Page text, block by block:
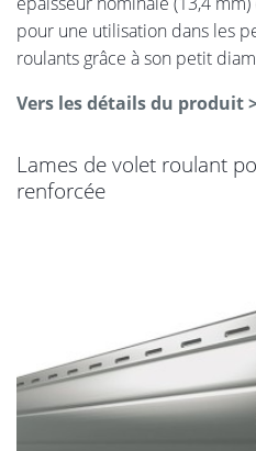
pour une utilisation dans les
roulants grâce à son petit
Vers les détails du produit
Lames de volet roulant
renforcée